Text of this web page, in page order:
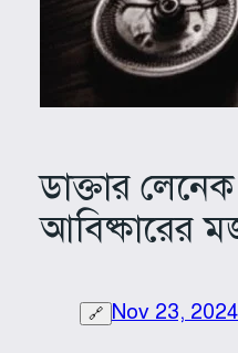
ডাক্তার
আবিষ্কারের
🔗 Nov 23, 2024